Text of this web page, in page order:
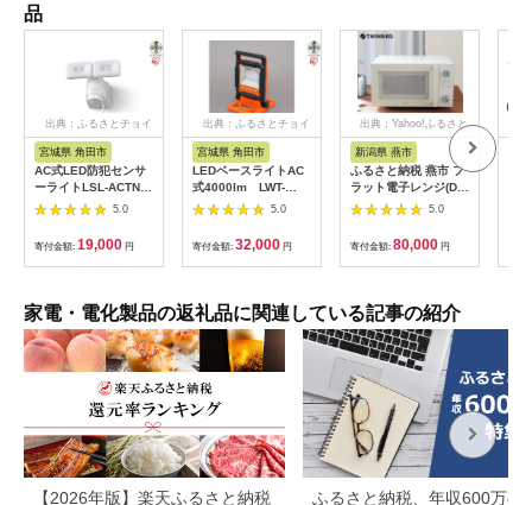
品
出典：ふるさとチョイ
ス
宮城県 角田市
AC式LED防犯センサ
ーライトLSL-ACTN-
1200
5.0
寄付金額: 19,000 円
出典：ふるさとチョイ
ス
宮城県 角田市
LEDベースライトAC
式4000lm LWT-
4000BA
5.0
寄付金額: 32,000 円
出典：Yahoo!ふるさと
納税
新潟県 燕市
ふるさと納税 燕市 フ
ラット電子レンジ(DR-
LD20W)
5.0
寄付金額: 80,000 円
家電・電化製品の返礼品に関連している記事の紹介
【2026年版】楽天ふるさと納税
ふるさと納税、年収600万の